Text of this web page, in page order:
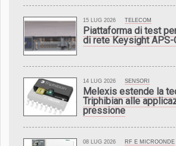
15 LUG 2026 TELECOM
Piattaforma di test
di rete Keysight APS-
14 LUG 2026 SENSORI
Melexis estende la
Triphibian alle
pressione
08 LUG 2026 RF E MICROONDE